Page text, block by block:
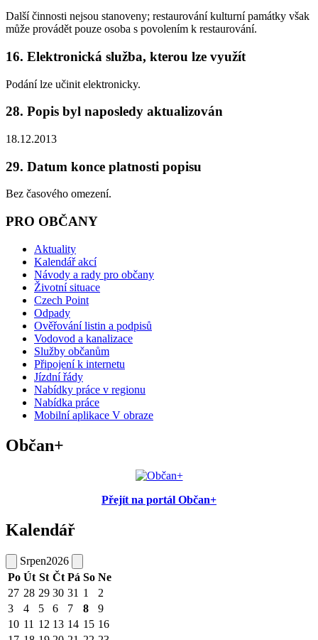
Další činnosti nejsou stanoveny; restaurování kulturní památky však
může provádět pouze osoba s povolením k restaurování.
16. Elektronická služba, kterou lze využít
Podání lze učinit elektronicky.
28. Popis byl naposledy aktualizován
18.12.2013
29. Datum konce platnosti popisu
Bez časového omezení.
PRO OBČANY
Aktuality
Kalendář akcí
Návody a rady pro občany
Životní situace
Czech Point
Odpady
Ověřování listin a podpisů
Vodovod a kanalizace
Služby občanům
Připojení k internetu
Jízdní řády
Nabídky práce v regionu
Nabídka práce
Mobilní aplikace V obraze
Občan+
Přejít na portál Občan+
Kalendář
Srpen2026
Po Út St Čt Pá So Ne
27 28 29 30 31 1
2
3
4 5 6 7 8
9
10 11 12 13 14 15 16